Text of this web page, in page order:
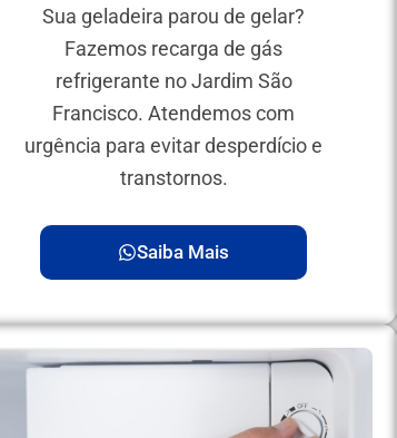
Sua geladeira parou de gelar?
Fazemos recarga de gás
refrigerante no Jardim São
Francisco. Atendemos com
urgência para evitar desperdício e
transtornos.
Saiba Mais